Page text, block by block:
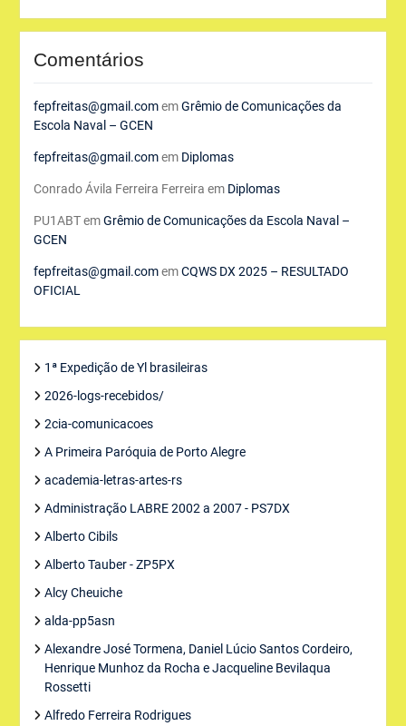
Comentários
fepfreitas@gmail.comemGrêmio de Comunicações da
Escola Naval – GCEN
fepfreitas@gmail.comem Diplomas
Conrado Ávila Ferreira Ferreira em Diplomas
PU1ABTemGrêmio de Comunicações da Escola Naval –
GCEN
fepfreitas@gmail.comemCQWS DX 2025 – RESULTADO
OFICIAL
1ª Expedição de Yl brasileiras
2026-logs-recebidos/
2cia-comunicacoes
A Primeira Paróquia de Porto Alegre
academia-letras-artes-rs
Administração LABRE 2002 a 2007 - PS7DX
Alberto Cibils
Alberto Tauber - ZP5PX
Alcy Cheuiche
alda-pp5asn
Alexandre José Tormena, Daniel Lúcio Santos Cordeiro,
Henrique Munhoz da Rocha e Jacqueline Bevilaqua
Rossetti
Alfredo Ferreira Rodrigues